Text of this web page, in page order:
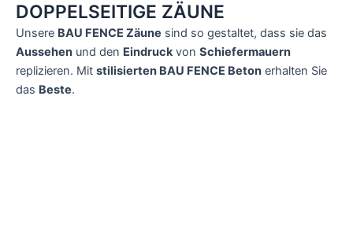
DOPPELSEITIGE ZÄUNE
Unsere BAU FENCE Zäune sind so gestaltet, dass sie das
Aussehen und den Eindruckvon Schiefermauern
replizieren. Mit stilisierten BAU FENCE Beton erhalten Sie
das Beste.